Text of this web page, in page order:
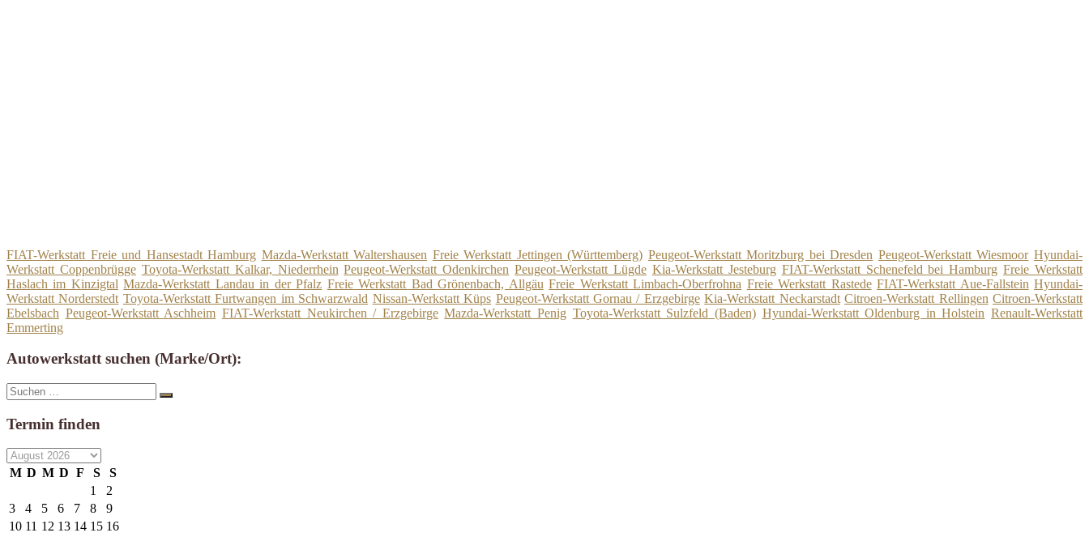
FIAT-Werkstatt Freie und Hansestadt Hamburg Mazda-Werkstatt Waltershausen Freie Werkstatt Jettingen (Württemberg) Peugeot-Werkstatt Moritzburg bei Dresden Peugeot-Werkstatt Wiesmoor Hyundai-
Werkstatt Coppenbrügge Toyota-Werkstatt Kalkar, Niederrhein Peugeot-Werkstatt Odenkirchen Peugeot-Werkstatt Lügde Kia-Werkstatt Jesteburg FIAT-Werkstatt Schenefeld bei Hamburg Freie Werkstatt
Haslach im Kinzigtal Mazda-Werkstatt Landau in der Pfalz Freie Werkstatt Bad Grönenbach, Allgäu Freie Werkstatt Limbach-Oberfrohna Freie Werkstatt Rastede FIAT-Werkstatt Aue-Fallstein Hyundai-
Werkstatt Norderstedt Toyota-Werkstatt Furtwangen im Schwarzwald Nissan-Werkstatt Küps Peugeot-Werkstatt Gornau / Erzgebirge Kia-Werkstatt Neckarstadt Citroen-Werkstatt Rellingen Citroen-Werkstatt
Ebelsbach Peugeot-Werkstatt Aschheim FIAT-Werkstatt Neukirchen / Erzgebirge Mazda-Werkstatt Penig Toyota-Werkstatt Sulzfeld (Baden) Hyundai-Werkstatt Oldenburg in Holstein Renault-Werkstatt
Emmerting
Autowerkstatt suchen (Marke/Ort):
Suche
nach:
Suchen
Termin finden
M D M D F S
S
1
2
3
4 5 6 7 8
9
10 11 12 13 14 15 16